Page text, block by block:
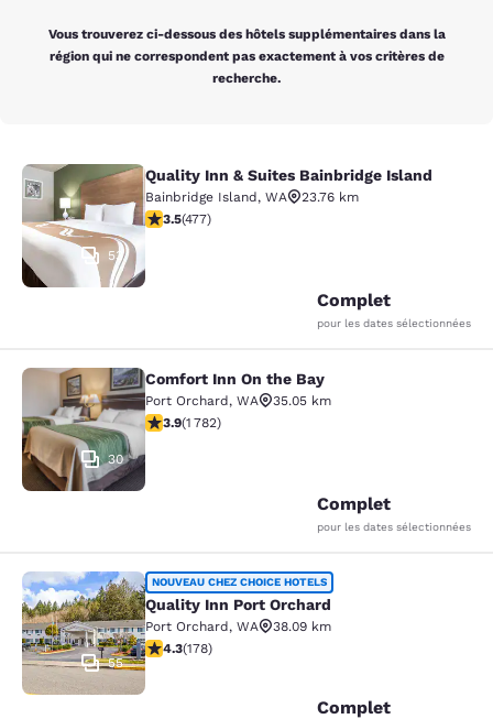
Vous trouverez ci-dessous des hôtels supplémentaires dans la
région qui ne correspondent pas exactement à vos critères de
recherche.
Quality Inn & Suites Bainbridge
53
Quality Inn & Suites Bainbridge Island
Bainbridge Island, WA
23.76 km
3.54 étoiles. Bien. 477 commentaires
3.5(477)
Complet
pour les dates sélectionnées
Comfort Inn On the Bay
30
Comfort Inn On the Bay
Port Orchard, WA
35.05 km
3.94 étoiles. Bien. 1782 commentaires
3.9(1 782)
Complet
pour les dates sélectionnées
Quality Inn Port Orchard
55
NOUVEAU CHEZ CHOICE HOTELS
Quality Inn Port Orchard
Port Orchard, WA
38.09 km
4.26 étoiles. Excellent. 178 commentaires
4.3(178)
Complet